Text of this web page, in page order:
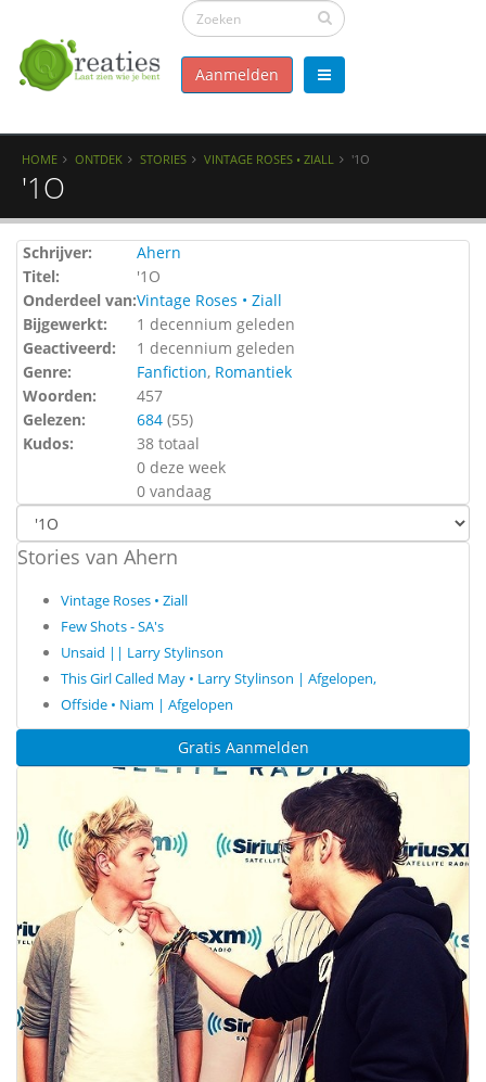
Aanmelden
HOME ONTDEK STORIES VINTAGE ROSES • ZIALL '1O
'1O
Schrijver:
Ahern
Titel:
'1O
Onderdeel van:Vintage Roses • Ziall
Bijgewerkt:
1 decennium geleden
Geactiveerd:
1 decennium geleden
Genre:
Fanfiction, Romantiek
Woorden:
457
Gelezen:
684 (55)
Kudos:
38 totaal
0 deze week
0 vandaag
Stories van Ahern
Vintage Roses • Ziall
Few Shots - SA's
Unsaid || Larry Stylinson
This Girl Called May • Larry Stylinson | Afgelopen,
Offside • Niam | Afgelopen
Gratis Aanmelden